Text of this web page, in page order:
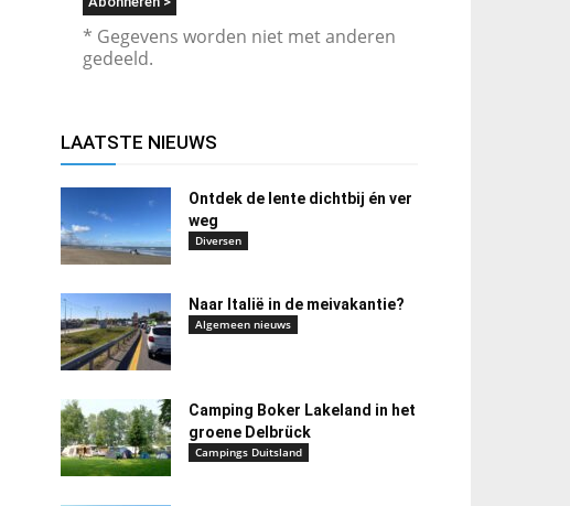
* Gegevens worden niet met anderen
gedeeld.
LAATSTE NIEUWS
Ontdek de lente dichtbij én ver
weg
Diversen
Naar Italië in de meivakantie?
Algemeen nieuws
Camping Boker Lakeland in het
groene Delbrück
Campings Duitsland